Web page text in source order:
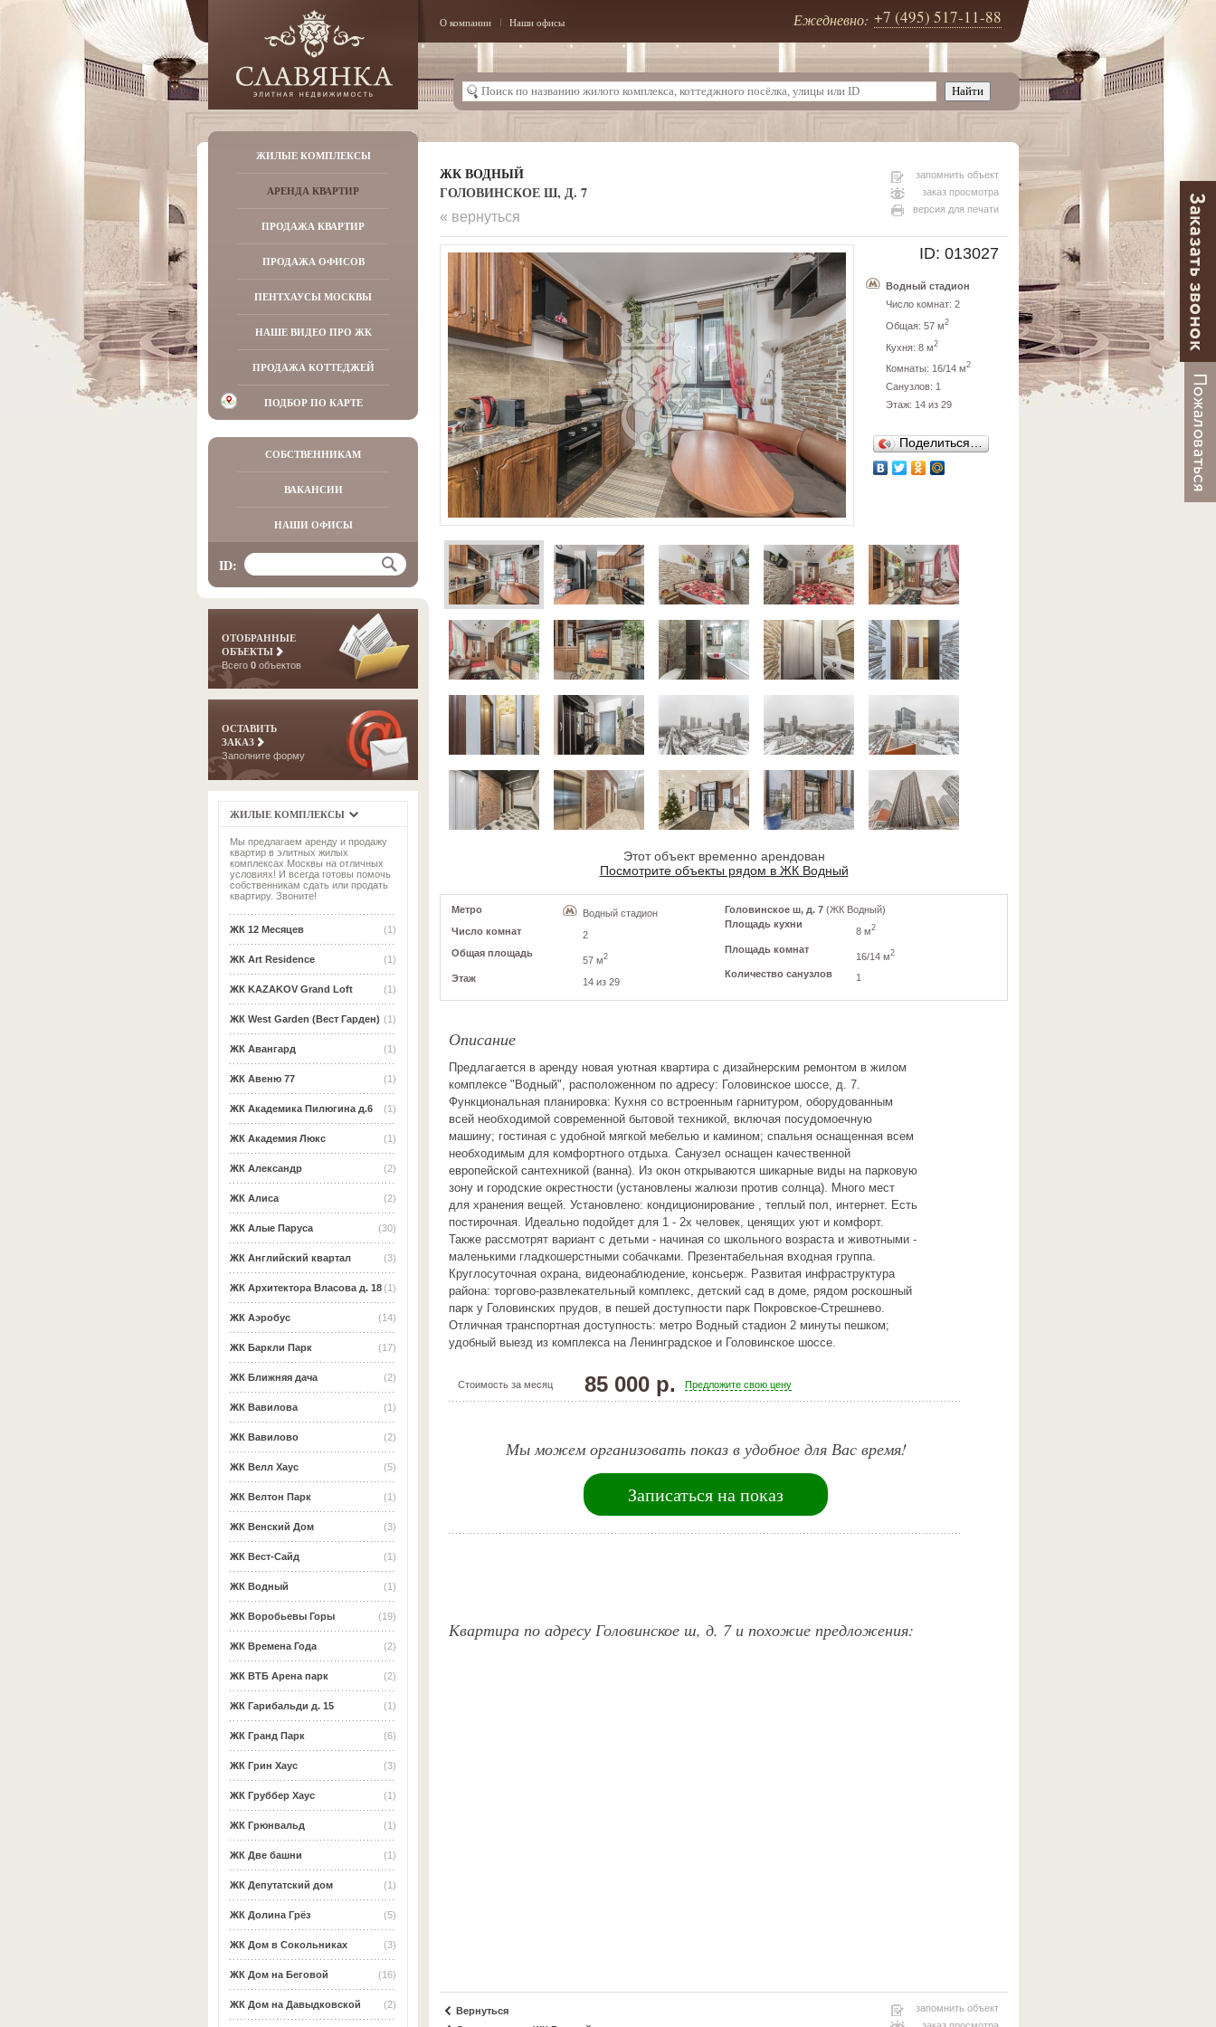
О компании Наши офисы Ежедневно: +7 (495) 517-11-88
ЖИЛЫЕ КОМПЛЕКСЫ
АРЕНДА КВАРТИР
ПРОДАЖА КВАРТИР
ПРОДАЖА ОФИСОВ
ПЕНТХАУСЫ МОСКВЫ
НАШЕ ВИДЕО ПРО ЖК
ПРОДАЖА КОТТЕДЖЕЙ
ПОДБОР ПО КАРТЕ
СОБСТВЕННИКАМ
ВАКАНСИИ
НАШИ ОФИСЫ
ID:
ОТОБРАННЫЕ
ОБЪЕКТЫ
Всего 0 объектов
ОСТАВИТЬ
ЗАКАЗ
Заполните форму
ЖИЛЫЕ КОМПЛЕКСЫ
Мы предлагаем аренду и продажу
квартир в элитных жилых
комплексах Москвы на отличных
условиях! И всегда готовы помочь
собственникам сдать или продать
квартиру. Звоните!
(1)
ЖК 12 Месяцев
(1)
ЖК Art Residence
(1)
ЖК KAZAKOV Grand Loft
(1)
ЖК West Garden (Вест Гарден)
(1)
ЖК Авангард
(1)
ЖК Авеню 77
(1)
ЖК Академика Пилюгина д.6
(1)
ЖК Академия Люкс
(2)
ЖК Александр
(2)
ЖК Алиса
(30)
ЖК Алые Паруса
(3)
ЖК Английский квартал
(1)
ЖК Архитектора Власова д. 18
(14)
ЖК Аэробус
(17)
ЖК Баркли Парк
(2)
ЖК Ближняя дача
(1)
ЖК Вавилова
(2)
ЖК Вавилово
(5)
ЖК Велл Хаус
(1)
ЖК Велтон Парк
(3)
ЖК Венский Дом
(1)
ЖК Вест-Сайд
(1)
ЖК Водный
(19)
ЖК Воробьевы Горы
(2)
ЖК Времена Года
(2)
ЖК ВТБ Арена парк
(1)
ЖК Гарибальди д. 15
(6)
ЖК Гранд Парк
(3)
ЖК Грин Хаус
(1)
ЖК Груббер Хаус
(1)
ЖК Грюнвальд
(1)
ЖК Две башни
(1)
ЖК Депутатский дом
(5)
ЖК Долина Грёз
(3)
ЖК Дом в Сокольниках
(16)
ЖК Дом на Беговой
(2)
ЖК Дом на Давыдковской
ЖК ВОДНЫЙ
ГОЛОВИНСКОЕ Ш, Д. 7
запомнить объект
заказ просмотра
версия для печати
« вернуться
ID: 013027
Водный стадион
Число комнат: 2
Общая: 57 м2
Кухня: 8 м2
Комнаты: 16/14 м2
Санузлов: 1
Этаж: 14 из 29
Поделиться…
Этот объект временно арендован
Посмотрите объекты рядом в ЖК Водный
Метро
Водный стадион
Число комнат
2
Общая площадь
57 м2
Этаж 14 из 29
Головинское ш, д. 7 (ЖК Водный)
Площадь кухни
8 м2
Площадь комнат
16/14 м2
Количество санузлов 1
Описание
Предлагается в аренду новая уютная квартира с дизайнерским ремонтом в жилом
комплексе "Водный", расположенном по адресу: Головинское шоссе, д. 7.
Функциональная планировка: Кухня со встроенным гарнитуром, оборудованным
всей необходимой современной бытовой техникой, включая посудомоечную
машину; гостиная с удобной мягкой мебелью и камином; спальня оснащенная всем
необходимым для комфортного отдыха. Санузел оснащен качественной
европейской сантехникой (ванна). Из окон открываются шикарные виды на парковую
зону и городские окрестности (установлены жалюзи против солнца). Много мест
для хранения вещей. Установлено: кондиционирование , теплый пол, интернет. Есть
постирочная. Идеально подойдет для 1 - 2х человек, ценящих уют и комфорт.
Также рассмотрят вариант с детьми - начиная со школьного возраста и животными -
маленькими гладкошерстными собачками. Презентабельная входная группа.
Круглосуточная охрана, видеонаблюдение, консьерж. Развитая инфраструктура
района: торгово-развлекательный комплекс, детский сад в доме, рядом роскошный
парк у Головинских прудов, в пешей доступности парк Покровское-Стрешнево.
Отличная транспортная доступность: метро Водный стадион 2 минуты пешком;
удобный выезд из комплекса на Ленинградское и Головинское шоссе.
Стоимость за месяц 85 000 р. Предложите свою цену
Мы можем организовать показ в удобное для Вас время!
Записаться на показ
Квартира по адресу Головинское ш, д. 7 и похожие предложения:
Вернуться
запомнить объект